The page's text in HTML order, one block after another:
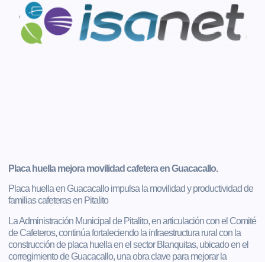
Placa huella mejora movilidad cafetera en Guacacallo.
Placa huella en Guacacallo impulsa la movilidad y productividad de
familias cafeteras en Pitalito
La Administración Municipal de Pitalito, en articulación con el Comité
de Cafeteros, continúa fortaleciendo la infraestructura rural con la
construcción de placa huella en el sector Blanquitas, ubicado en el
corregimiento de Guacacallo, una obra clave para mejorar la